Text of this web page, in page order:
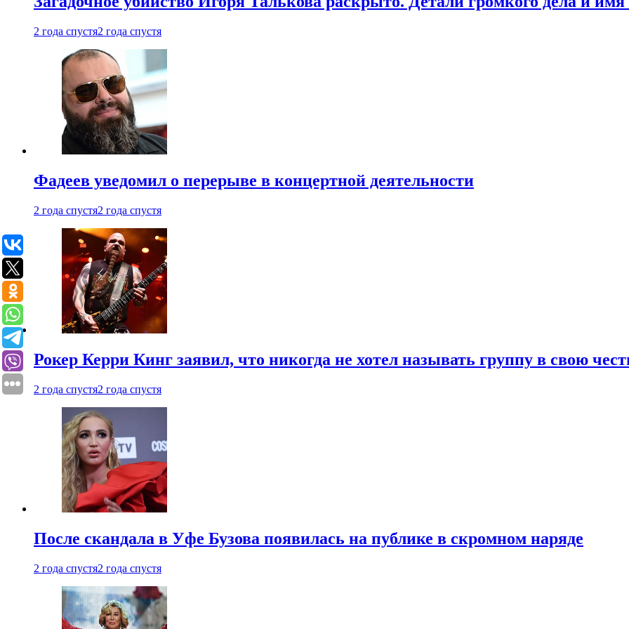
2 года спустя2 года спустя
Фадеев уведомил о перерыве в концертной деятельности
2 года спустя2 года спустя
Рокер Керри Кинг заявил, что никогда не хотел называть группу в свою
2 года спустя2 года спустя
После скандала в Уфе Бузова появилась на публике в скромном наряде
2 года спустя2 года спустя